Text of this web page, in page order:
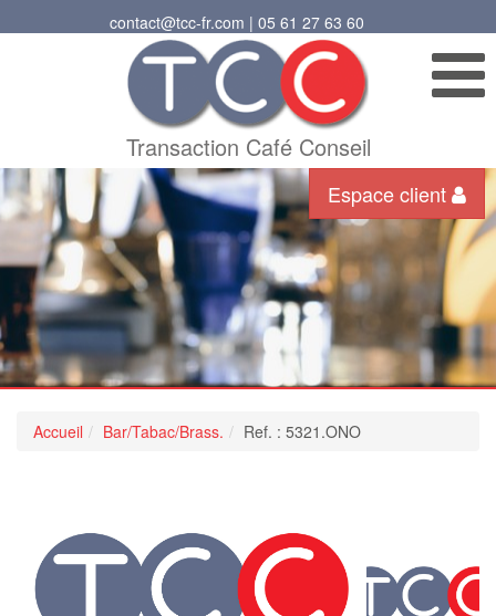
contact@tcc-fr.com | 05 61 27 63 60
Transaction Café Conseil
Espace client
Accueil Bar/Tabac/Brass. Ref. : 5321.ONO